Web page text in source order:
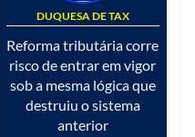
DUQUESA DE TAX
Reforma tributária corre
risco de entrar em vigor
sob a mesma lógica que
destruiu o sistema
anterior